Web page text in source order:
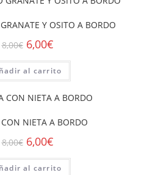
Y OSITO A BORDO
8,00€ 6,00€
al carrito
NIETA A BORDO
8,00€ 6,00€
al carrito